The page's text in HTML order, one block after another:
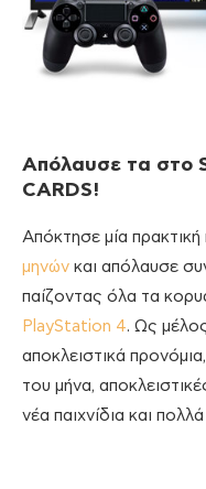
Απόλαυσε τα στο
CARDS!
Απόκτησε μία
μηνών και απόλαυσε
παίζοντας όλα τα
PlayStation 4. Ως
αποκλειστικά
του μήνα,
νέα παιχνίδια και